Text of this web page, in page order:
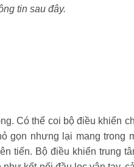
tin sau đây.
Có thể coi bộ điều khiển
gọn nhưng lại mang trong
tiến. Bộ điều khiển trung